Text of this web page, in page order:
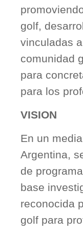
golf,
vinculadas
comunidad
para
para los
VISION
En un
Argentina,
de
base
reconocida
golf para